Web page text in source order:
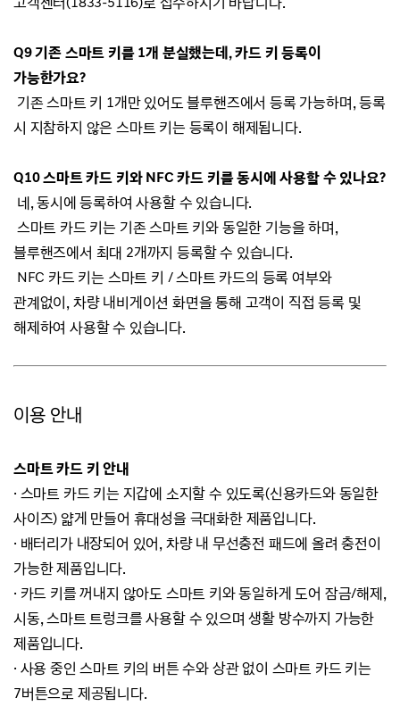
Q9 기존 스마트 키를 1개 분실했는데, 카드 키 등록이
가능한가요?
기존 스마트 키 1개만 있어도 블루핸즈에서 등록 가능하며, 등록
시 지참하지 않은 스마트 키는 등록이 해제됩니다.
Q10 스마트 카드 키와 NFC 카드 키를 동시에 사용할 수 있나요?
네, 동시에 등록하여 사용할 수 있습니다.
스마트 카드 키는 기존 스마트 키와 동일한 기능을 하며,
블루핸즈에서 최대 2개까지 등록할 수 있습니다.
NFC 카드 키는 스마트 키 / 스마트 카드의 등록 여부와
관계없이, 차량 내비게이션 화면을 통해 고객이 직접 등록 및
해제하여 사용할 수 있습니다.
이용 안내
스마트 카드 키 안내
· 스마트 카드 키는 지갑에 소지할 수 있도록(신용카드와 동일한
사이즈) 얇게 만들어 휴대성을 극대화한 제품입니다.
· 배터리가 내장되어 있어, 차량 내 무선충전 패드에 올려 충전이
가능한 제품입니다.
· 카드 키를 꺼내지 않아도 스마트 키와 동일하게 도어 잠금/해제,
시동, 스마트 트렁크를 사용할 수 있으며 생활 방수까지 가능한
제품입니다.
· 사용 중인 스마트 키의 버튼 수와 상관 없이 스마트 카드 키는
7버튼으로 제공됩니다.